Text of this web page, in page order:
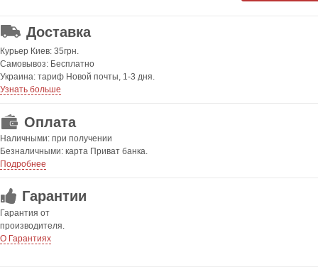
Доставка
Курьер Киев: 35грн.
Самовывоз: Бесплатно
Украина: тариф Новой почты, 1-3 дня.
Узнать больше
Оплата
Наличными: при получении
Безналичными: карта Приват банка.
Подробнее
Гарантии
Гарантия от
производителя.
О Гарантиях